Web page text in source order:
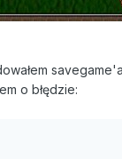
o błędzie: